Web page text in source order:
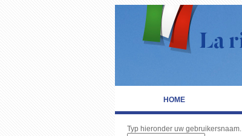
HOME
Typ hieronder uw gebruikersnaam.